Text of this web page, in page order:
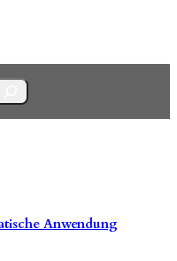
Anwendung